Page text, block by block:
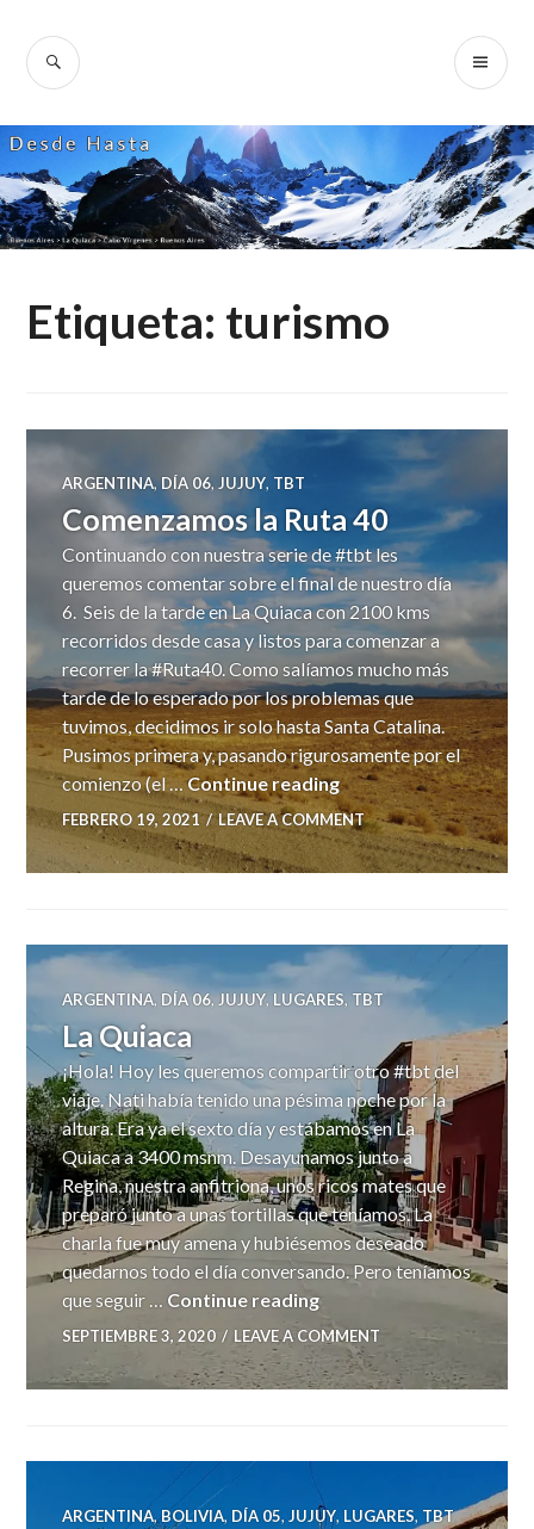
content
SEARCH
Etiqueta: turismo
ARGENTINA,DÍA 06, JUJUY, TBT
Comenzamos la Ruta 40
Continuando con nuestra serie de #tbt les
queremos comentar sobre el final de nuestro día
6. Seis de la tarde en La Quiaca con 2100 kms
recorridos desde casa y listos para comenzar a
recorrer la #Ruta40. Como salíamos mucho más
tarde de lo esperado por los problemas que
tuvimos, decidimos ir solo hasta Santa Catalina.
Pusimos primera y, pasando rigurosamente por el
comienzo (el …Continue readingComenzamos la Ruta
FEBRERO 19, 2021 LEAVE A COMMENT
ARGENTINA, DÍA 06,JUJUY, LUGARES,TBT
La Quiaca
¡Hola! Hoy les queremos compartir otro #tbt del
viaje. Nati había tenido una pésima noche por la
altura. Era ya el sexto día y estábamos en La
Quiaca a 3400 msnm. Desayunamos junto a
Regina, nuestra anfitriona, unos ricos mates que
preparó junto a unas tortillas que teníamos. La
charla fue muy amena y hubiésemos deseado
quedarnos todo el día conversando. Pero teníamos
que seguir …Continue readingLa Quiaca
SEPTIEMBRE 3, 2020 LEAVE A COMMENT
ARGENTINA,BOLIVIA, DÍA 05,JUJUY, LUGARES, TBT